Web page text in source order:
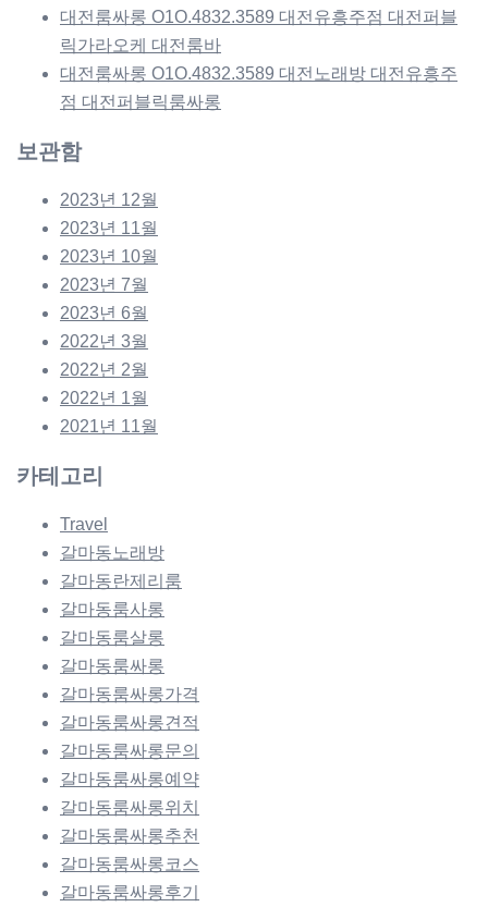
대전룸싸롱 O1O.4832.3589 대전유흥주점 대전퍼블
릭가라오케 대전룸바
대전룸싸롱 O1O.4832.3589 대전노래방 대전유흥주
점 대전퍼블릭룸싸롱
보관함
2023년 12월
2023년 11월
2023년 10월
2023년 7월
2023년 6월
2022년 3월
2022년 2월
2022년 1월
2021년 11월
카테고리
Travel
갈마동노래방
갈마동란제리룸
갈마동룸사롱
갈마동룸살롱
갈마동룸싸롱
갈마동룸싸롱가격
갈마동룸싸롱견적
갈마동룸싸롱문의
갈마동룸싸롱예약
갈마동룸싸롱위치
갈마동룸싸롱추천
갈마동룸싸롱코스
갈마동룸싸롱후기